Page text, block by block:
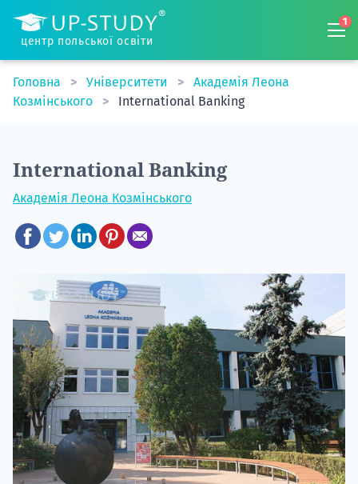
центр польської освіти
1
Головна Університети
Академія Леона
Козмінського
International Banking
International Banking
Академія Леона Козмінського